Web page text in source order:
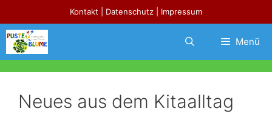
Inhalt
springen
Kontakt Datenschutz Impressum
Menü
Neues aus dem Kitaalltag